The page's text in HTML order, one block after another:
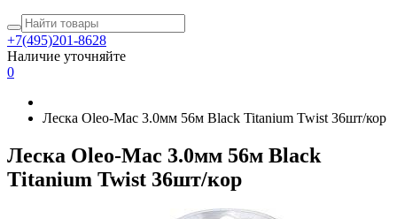
+7(495)201-8628
Наличие уточняйте
0
Леска Oleo-Mac 3.0мм 56м Black Titanium Twist 36шт/кор
Леска Oleo-Mac 3.0мм 56м Black
Titanium Twist 36шт/кор